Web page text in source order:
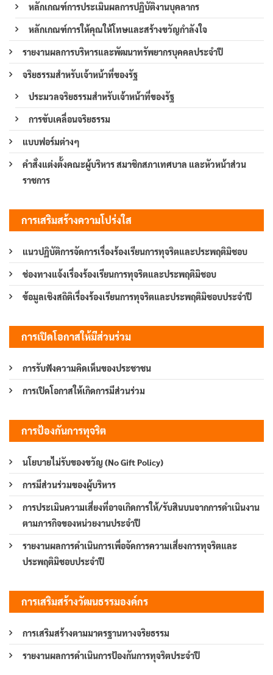
หลักเกณฑ์การประเมินผลการปฏิบัติงานบุคลากร
หลักเกณฑ์การให้คุณให้โทษและสร้างขวัญกำลังใจ
รายงานผลการบริหารและพัฒนาทรัพยากรบุคคลประจำปี
จริยธรรมสำหรับเจ้าหน้าที่ของรัฐ
ประมวลจริยธรรมสำหรับเจ้าหน้าที่ของรัฐ
การขับเคลื่อนจริยธรรม
แบบฟอร์มต่างๆ
คำสั่งแต่งตั้งคณะผู้บริหาร สมาชิกสภาเทศบาล และหัวหน้าส่วน
ราชการ
การเสริมสร้างความโปร่งใส
แนวปฏิบัติการจัดการเรื่องร้องเรียนการทุจริตและประพฤติมิชอบ
ช่องทางแจ้งเรื่องร้องเรียนการทุจริตและประพฤติมิชอบ
ข้อมูลเชิงสถิติเรื่องร้องเรียนการทุจริตและประพฤติมิชอบประจำปี
การเปิดโอกาสให้มีส่วนร่วม
การรับฟังความคิดเห็นของประชาชน
การเปิดโอกาสให้เกิดการมีส่วนร่วม
การป้องกันการทุจริต
นโยบายไม่รับของขวัญ (No Gift Policy)
การมีส่วนร่วมของผู้บริหาร
การประเมินความเสี่ยงที่อาจเกิดการให้/รับสินบนจากการดำเนินงาน
ตามภารกิจของหน่วยงานประจำปี
รายงานผลการดำเนินการเพื่อจัดการความเสี่ยงการทุจริตและ
ประพฤติมิชอบประจำปี
การเสริมสร้างวัฒนธรรมองค์กร
การเสริมสร้างตามมาตรฐานทางจริยธรรม
รายงานผลการดำเนินการป้องกันการทุจริตประจำปี